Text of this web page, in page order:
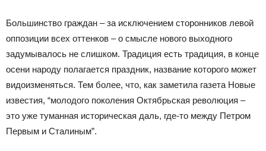
Большинство граждан – за исключением сторонников левой
оппозиции всех оттенков – о смысле нового выходного
задумывалось не слишком. Традиция есть традиция, в конце
осени народу полагается праздник, название которого может
видоизменяться. Тем более, что, как заметила газета Новые
известия, “молодого поколения Октябрьская революция –
это уже туманная историческая даль, где-то между Петром
Первым и Сталиным”.